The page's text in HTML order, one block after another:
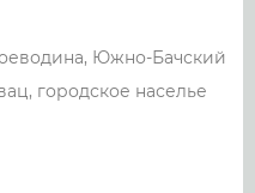
Южно-Бачский
городское населье